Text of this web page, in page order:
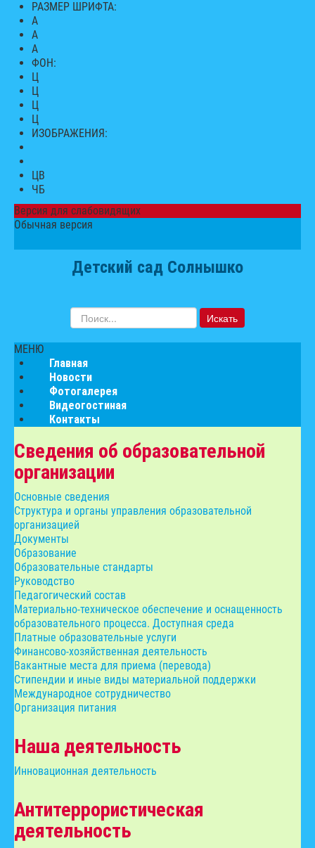
РАЗМЕР ШРИФТА:
A
A
A
ФОН:
Ц
Ц
Ц
Ц
ИЗОБРАЖЕНИЯ:
ЦВ
ЧБ
Версия для слабовидящих
Обычная версия
Детский сад Солнышко
Искать... Искать
МЕНЮ
Главная
Новости
Фотогалерея
Видеогостиная
Контакты
Сведения об образовательной
организации
Основные сведения
Структура и органы управления образовательной
организацией
Документы
Образование
Образовательные стандарты
Руководство
Педагогический состав
Материально-техническое обеспечение и оснащенность
образовательного процесса. Доступная среда
Платные образовательные услуги
Финансово-хозяйственная деятельность
Вакантные места для приема (перевода)
Стипендии и иные виды материальной поддержки
Международное сотрудничество
Организация питания
Наша деятельность
Инновационная деятельность
Антитеррористическая
деятельность